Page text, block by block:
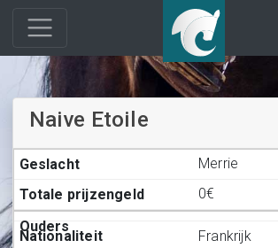
Naive Etoile
Merrie
0€
Frankrijk